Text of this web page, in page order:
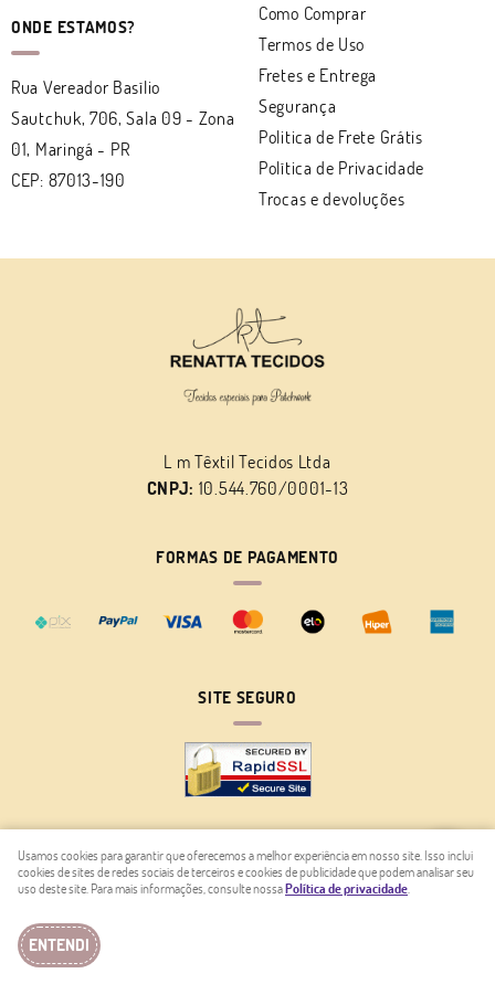
ONDE ESTAMOS?
Rua Vereador Basílio
Sautchuk, 706, Sala 09 - Zona
01, Maringá - PR
CEP: 87013-190
Como Comprar
Termos de Uso
Fretes e Entrega
Segurança
Politica de Frete Grátis
Política de Privacidade
Trocas e devoluções
L m Têxtil Tecidos Ltda
CNPJ: 10.544.760/0001-13
FORMAS DE PAGAMENTO
SITE SEGURO
LOJA VIRTUAL CRIADA POR
Usamos cookies para garantir que oferecemos a melhor experiência em nosso site. Isso inclui
cookies de sites de redes sociais de terceiros e cookies de publicidade que podem analisar seu
uso deste site. Para mais informações, consulte nossaPolítica de privacidade.
ENTENDI